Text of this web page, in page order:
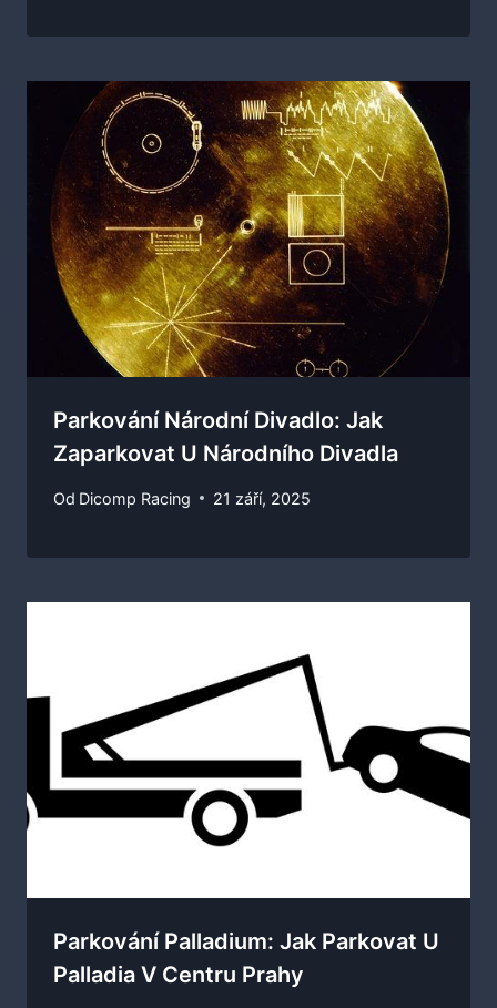
Parkování Národní Divadlo: Jak
Zaparkovat U Národního Divadla
Od Dicomp Racing 21 září, 2025
Parkování Palladium: Jak Parkovat U
Palladia V Centru Prahy